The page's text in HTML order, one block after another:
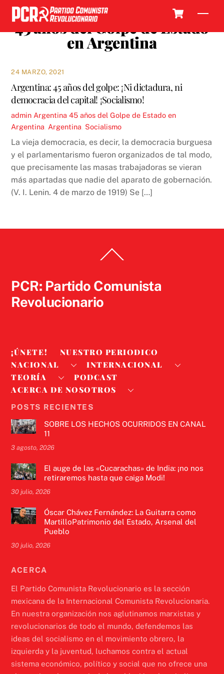
Skip
content45 años del Golpe de Estado
en Argentina
24 MARZO, 2021
Argentina: 45 años del golpe: ¡Ni dictadura, ni
democracia del capital! ¡Socialismo!
admin Argentina 45 años del Golpe de Estado en
Argentina Argentina Socialismo
La vieja democracia, es decir, la democracia burguesa
y el parlamentarismo fueron organizados de tal modo,
que precisamente las masas trabajadoras se vieran
más apartadas que nadie del aparato de gobernación.
(V. I. Lenin. 4 de marzo de 1919) Se […]
To
PCR: Partido Comunista
Revolucionario
¡ÚNETE!
NUESTRO PERIODICO
NACIONAL
INTERNACIONAL
TEORÍA
PODCAST
ACERCA DE NOSOTROS
POSTS RECIENTES
SOBRE LOS HECHOS OCURRIDOS EN CANAL
11
3 agosto, 2026
El auge de las «Cucarachas» de India: ¡no nos
retiraremos hasta que caiga Modi!
30 julio, 2026
Óscar Chávez Fernández: La Guitarra como
MartilloPatrimonio del Estado, Arsenal del
Pueblo
30 julio, 2026
ACERCA
El Partido Comunista Revolucionario es la sección
mexicana de la Internacional Comunista Revolucionaria.
En nuestra organización nos aglutinamos marxistas y
revolucionarios de todo el mundo, defendemos las
ideas del socialismo en el movimiento obrero, la
izquierda y la juventud, luchamos contra el actual
sistema económico, político y social que no ofrece una